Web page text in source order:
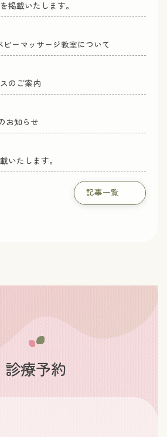
掲載いたします。
ビーマッサージ教室について
のご案内
お知らせ
いたします。
記事一覧
診療予約